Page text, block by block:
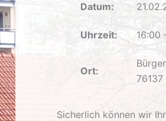
Datum:
Uhrzeit: 16:00
Ort:
Sicherlich können wir